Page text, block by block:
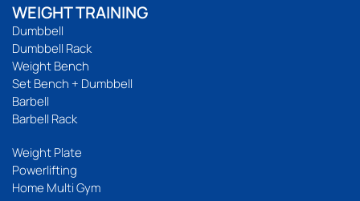
WEIGHT TRAINING
Dumbbell
Dumbbell Rack
Weight Bench
Set Bench + Dumbbell
Barbell
Barbell Rack
Weight Plate
Powerlifting
Home Multi Gym